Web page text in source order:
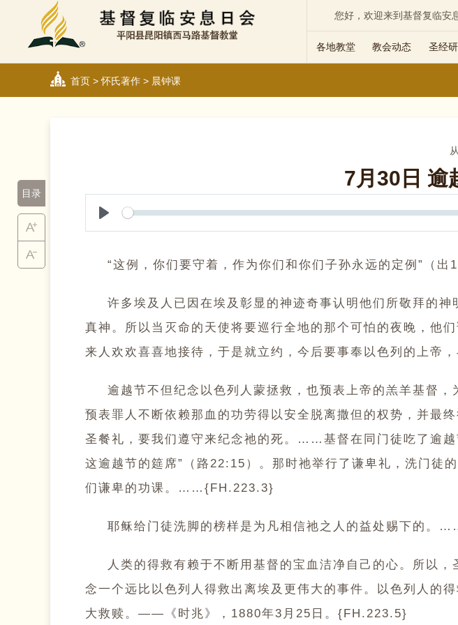
您好，欢迎来到基督复临安
各地教堂 教会动态 圣经
首页>怀氏著作> 晨钟课
7月30日 逾
Seek
“这例，你们要守着，作为你们和你们子孙永远的定例”（
许多埃及人已因在埃及彰显的神迹奇事认明他们所敬拜的
真神。所以当灭命的天使将要巡行全地的那个可怕的夜晚，他
来人欢欢喜喜地接待，于是就立约，今后要事奉以色列的上帝
逾越节不但纪念以色列人蒙拯救，也预表上帝的羔羊基督
预表罪人不断依赖那血的功劳得以安全脱离撒但的权势，并最
圣餐礼，要我们遵守来纪念祂的死。……基督在同门徒吃了逾
这逾越节的筵席”（路22:15）。那时祂举行了谦卑礼，洗门徒
们谦卑的功课。……{FH.223.3}
耶稣给门徒洗脚的榜样是为凡相信祂之人的益处赐下的。
人类的得救有赖于不断用基督的宝血洁净自己的心。所以
念一个远比以色列人得救出离埃及更伟大的事件。以色列人的
大救赎。——《时兆》，1880年3月25日。{FH.223.5}
目录